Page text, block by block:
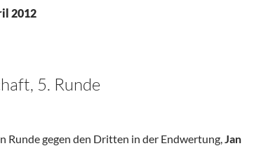
2012
5. Runde
Runde gegen den Dritten in der Endwertung,Jan